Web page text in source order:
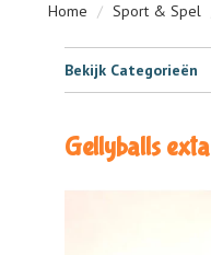
Home Sport & Spel
Bekijk Categorieën
Gellyballs exta